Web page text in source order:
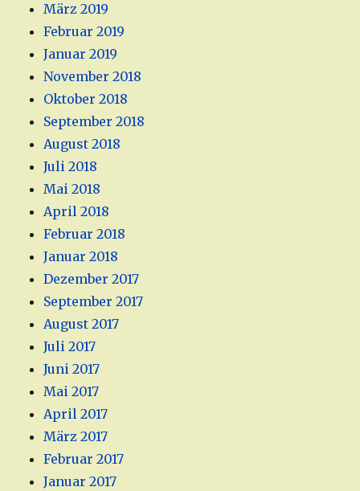
März 2019
Februar 2019
Januar 2019
November 2018
Oktober 2018
September 2018
August 2018
Juli 2018
Mai 2018
April 2018
Februar 2018
Januar 2018
Dezember 2017
September 2017
August 2017
Juli 2017
Juni 2017
Mai 2017
April 2017
März 2017
Februar 2017
Januar 2017